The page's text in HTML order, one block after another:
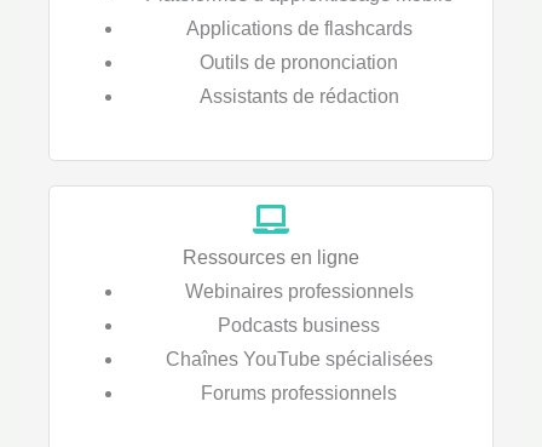
Applications de flashcards
Outils de prononciation
Assistants de rédaction
Ressources en ligne
Webinaires professionnels
Podcasts business
Chaînes YouTube spécialisées
Forums professionnels